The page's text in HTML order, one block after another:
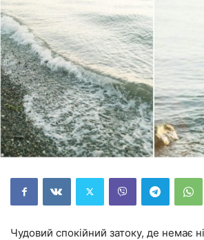
Чудовий спокійний затоку, де немає